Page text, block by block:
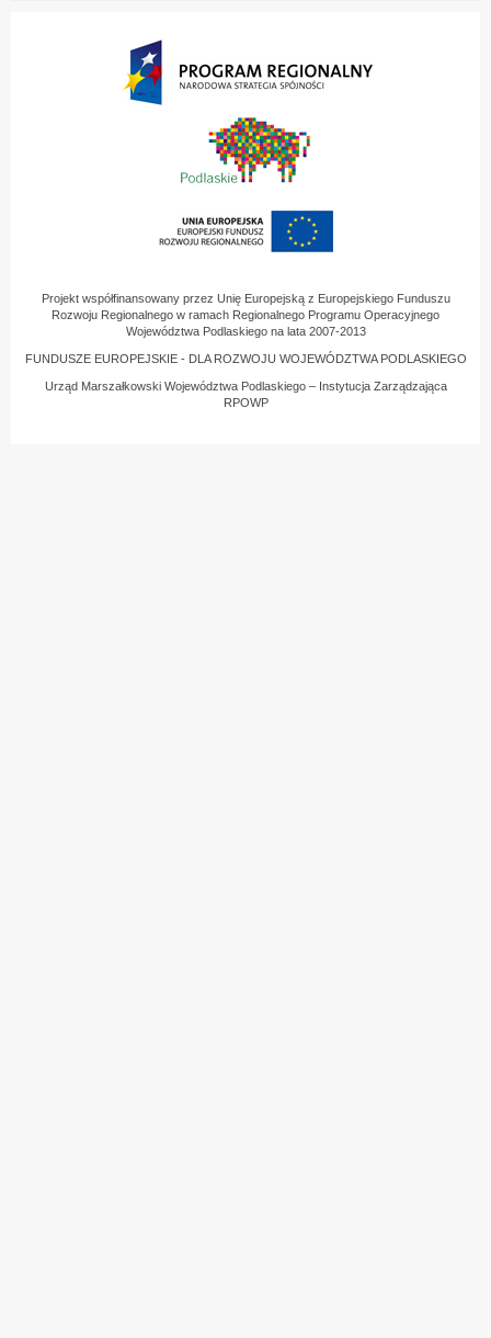
Projekt współfinansowany przez Unię Europejską z Europejskiego Funduszu
Rozwoju Regionalnego w ramach Regionalnego Programu Operacyjnego
Województwa Podlaskiego na lata 2007-2013
FUNDUSZE EUROPEJSKIE - DLA ROZWOJU WOJEWÓDZTWA PODLASKIEGO
Urząd Marszałkowski Województwa Podlaskiego – Instytucja Zarządzająca
RPOWP